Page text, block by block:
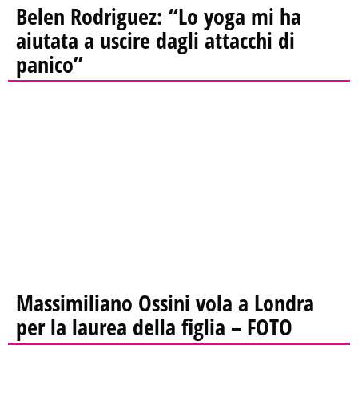
Belen Rodriguez: “Lo yoga mi ha
aiutata a uscire dagli attacchi di
panico”
Massimiliano Ossini vola a Londra
per la laurea della figlia – FOTO